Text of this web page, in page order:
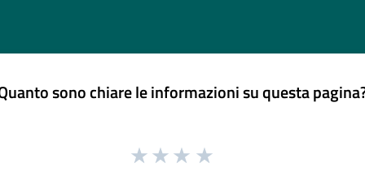
sono chiare le informazioni su questa